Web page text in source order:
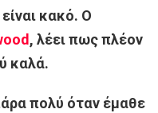
κακό. Ο
, λέει πως πλέον
καλά.
πολύ όταν έμαθε